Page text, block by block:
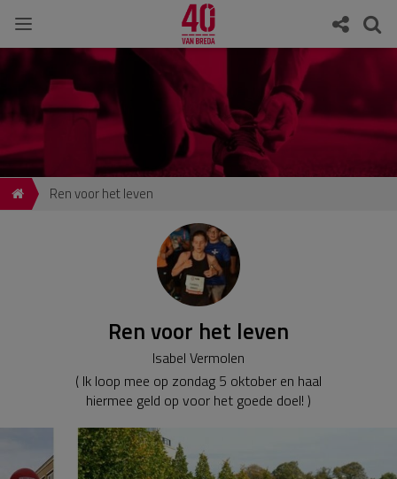
Ren voor het leven
Ren voor het leven
Isabel Vermolen
( Ik loop mee op zondag 5 oktober en haal
hiermee geld op voor het goede doel! )